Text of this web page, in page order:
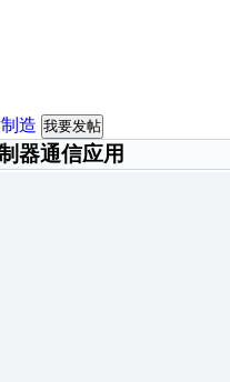
造 我要发帖
器通信应用